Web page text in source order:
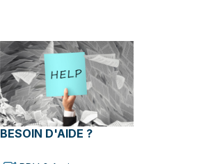
BESOIN D'AIDE ?